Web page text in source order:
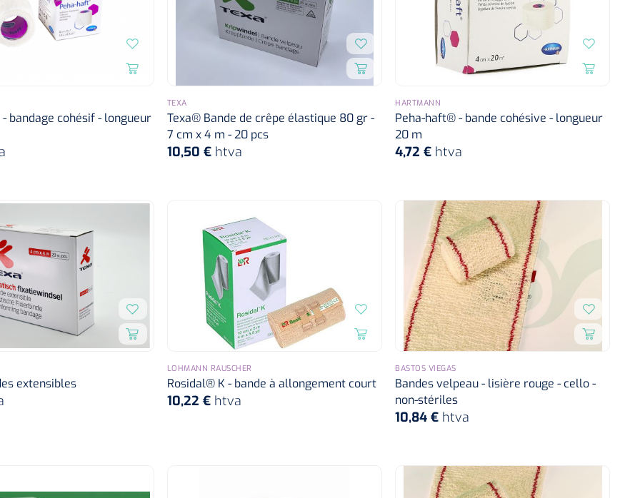
bandage cohésif - longueur
TEXA
Texa® Bande de crêpe élastique 80 gr -
7 cm x 4 m - 20 pcs
10,50 € htva
HARTMANN
Peha-haft® - bande cohésive - longueur
20 m
4,72 € htva
extensibles
LOHMANN RAUSCHER
Rosidal® K - bande à allongement court
10,22 € htva
BASTOS VIEGAS
Bandes velpeau - lisière rouge - cello -
non-stériles
10,84 € htva